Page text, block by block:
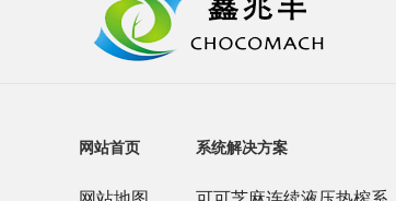
网站首页 系统解决方案